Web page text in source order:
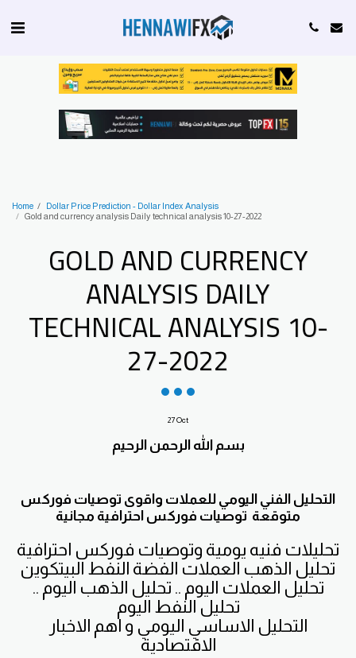
Home
Dollar Price Prediction - Dollar Index Analysis
Gold and currency analysis Daily technical analysis 10-27-2022
GOLD AND CURRENCY
ANALYSIS DAILY
TECHNICAL ANALYSIS 10-
27-2022
27Oct
بسم الله الرحمن الرحيم
التحليل الفني اليومي للعملات واقوى توصيات فوركس
متوقعة توصيات فوركس احترافية مجانية
تحليلات فنيه يومية وتوصيات فوركس احترافية
تحليل الذهب العملات الفضة النفط البيتكوين
تحليل العملات اليوم .. تحليل الذهب اليوم ..
تحليل النفط اليوم
التحليل الاساسي اليومي و اهم الاخبار
الاقتصادية